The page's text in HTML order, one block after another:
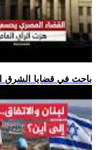
.. باحث في قضايا الشرق